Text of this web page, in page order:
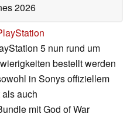
2026
5 nun rund um
bestellt werden
in Sonys offiziellem
als auch
mit God of War